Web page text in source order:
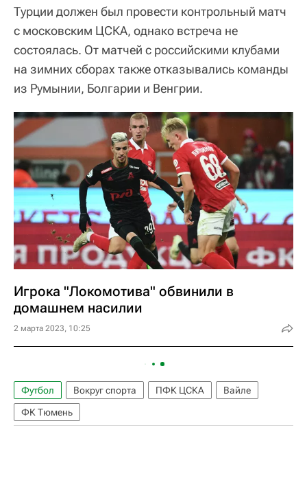
Турции должен был провести контрольный матч
с московским ЦСКА, однако встреча не
состоялась. От матчей с российскими клубами
на зимних сборах также отказывались команды
из Румынии, Болгарии и Венгрии.
Игрока "Локомотива" обвинили в
домашнем насилии
2 марта 2023, 10:25
Футбол Вокруг спорта ПФК ЦСКА
Вайле
ФК Тюмень